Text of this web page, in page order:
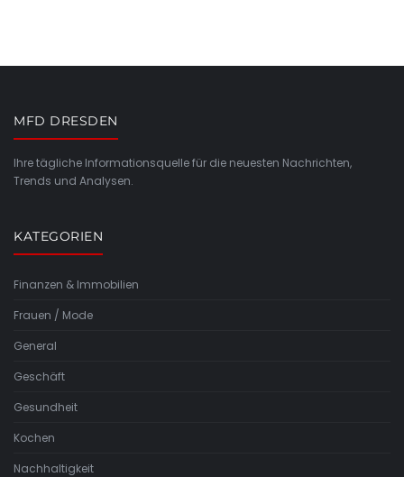
MFD DRESDEN
Ihre tägliche Informationsquelle für die neuesten Nachrichten,
Trends und Analysen.
KATEGORIEN
Finanzen & Immobilien
Frauen / Mode
General
Geschäft
Gesundheit
Kochen
Nachhaltigkeit